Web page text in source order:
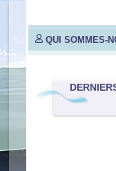
QUI SOMMES-